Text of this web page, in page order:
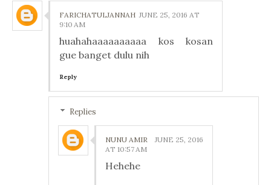
FARICHATULJANNAH JUNE 25, 2016 AT
9:10 AM
huahahaaaaaaaaaa kos kosan
gue banget dulu nih
Reply
Replies
NUNU AMIR
JUNE 25, 2016
AT 10:57 AM
Hehehe